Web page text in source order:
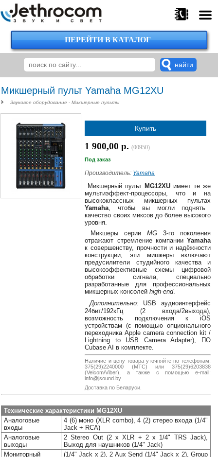
375
224-
00-
375
29
620-
38
8
0162
25-
38-
38
jsound.by
jsoundby
Наши
группы
ПЕРЕЙТИ В КАТАЛОГ
Микшерный пульт Yamaha MG12XU
Звуковое оборудование - Микшерные пульты
Купить
1 900,00 р.(00950)
Под заказ
Производитель: Yamaha
Микшерный пульт MG12XU имеет те же
мультиэффект-процессоры, что и на
высококлассных микшерных пультах
Yamaha, чтобы вы могли поднять
качество своих миксов до более высокого
уровня.
Микшеры серииMG 3-го поколения
отражают стремление компании Yamaha
к совершенству, прочности и надёжности
конструкции, эти мишкеры включают
предусилители студийного качества и
высокоэффективные схемы цифровой
обработки сигнала, специально
разработанные для профессиональных
микшерных консолейhigh-end.
Дополнительно: USB аудиоинтерфейс
24бит/192кГц (2 входа/2выхода),
возможность подключения к iOS
устройствам (с помощью опционального
переходника Apple camera connection kit /
Lightning to USB Camera Adapter), ПО
Cubase AI в комплекте.
Наличие и цену товара уточняйте по телефонам:
375(29)2240000 (МТС) или 375(29)6203838
(Velcom/Viber), а также с помощью e-mail:
info@jsound.by
Доставка по Беларуси.
Технические характеристики MG12XU
Аналоговые
входы
4 (6) моно (XLR combo), 4 (2) стерео входа (1/4"
Jack + RCA)
Аналоговые
выходы
2 Stereo Out (2 x XLR + 2 x 1/4" TRS Jack),
Выход для наушников (1/4" Jack)
Мониторный
(1/4" Jack x 2), 2 Aux Send (1/4" Jack х 2), Group